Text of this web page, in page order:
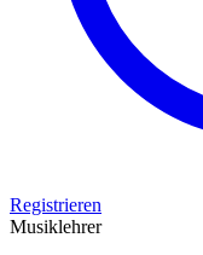
Registrieren
Musiklehrer